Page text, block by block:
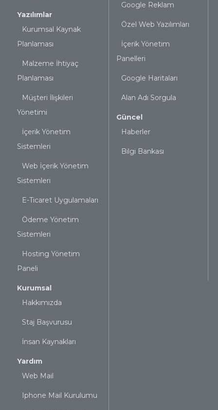
Yazılımlar
Kurumsal Kaynak
Planlaması
Malzeme İhtiyaç
Planlaması
Müşteri İlişkileri
Yönetimi
İçerik Yönetim
Sistemleri
Web İçerik Yönetim
Sistemleri
E-Ticaret Uygulamaları
Ödeme Yönetim
Sistemleri
Hosting Yönetim
Paneli
Google Reklam
Özel Web Yazılımları
İçerik Yönetim
Panelleri
Google Haritaları
Alan Adı Sorgula
Güncel
Haberler
Bilgi Bankası
Kurumsal
Hakkımızda
Staj Başvurusu
İnsan Kaynakları
Yardım
Web Mail
Iphone Mail Kurulumu